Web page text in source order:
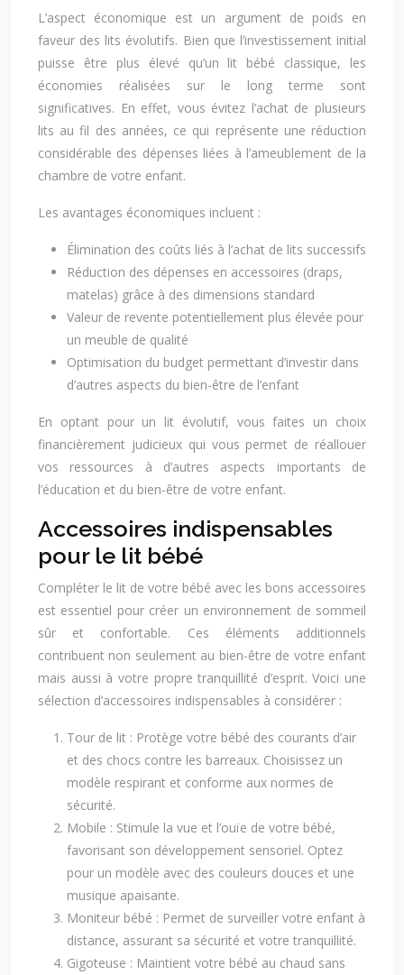
L’aspect économique est un argument de poids en
faveur des lits évolutifs. Bien que l’investissement initial
puisse être plus élevé qu’un lit bébé classique, les
économies réalisées sur le long terme sont
significatives. En effet, vous évitez l’achat de plusieurs
lits au fil des années, ce qui représente une réduction
considérable des dépenses liées à l’ameublement de la
chambre de votre enfant.
Les avantages économiques incluent :
Élimination des coûts liés à l’achat de lits successifs
Réduction des dépenses en accessoires (draps,
matelas) grâce à des dimensions standard
Valeur de revente potentiellement plus élevée pour
un meuble de qualité
Optimisation du budget permettant d’investir dans
d’autres aspects du bien-être de l’enfant
En optant pour un lit évolutif, vous faites un choix
financièrement judicieux qui vous permet de réallouer
vos ressources à d’autres aspects importants de
l’éducation et du bien-être de votre enfant.
Accessoires indispensables
pour le lit bébé
Compléter le lit de votre bébé avec les bons accessoires
est essentiel pour créer un environnement de sommeil
sûr et confortable. Ces éléments additionnels
contribuent non seulement au bien-être de votre enfant
mais aussi à votre propre tranquillité d’esprit. Voici une
sélection d’accessoires indispensables à considérer :
Tour de lit : Protège votre bébé des courants d’air
et des chocs contre les barreaux. Choisissez un
modèle respirant et conforme aux normes de
sécurité.
Mobile : Stimule la vue et l’ouïe de votre bébé,
favorisant son développement sensoriel. Optez
pour un modèle avec des couleurs douces et une
musique apaisante.
Moniteur bébé : Permet de surveiller votre enfant à
distance, assurant sa sécurité et votre tranquillité.
Gigoteuse : Maintient votre bébé au chaud sans